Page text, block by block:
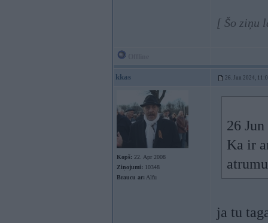
[ Šo ziņu
kkas 26. Jun 2024,
Kopš: 22. Apr 2008
Ziņojumi: 10348
Braucu ar: Alfu
26
Ka ir
ja tu